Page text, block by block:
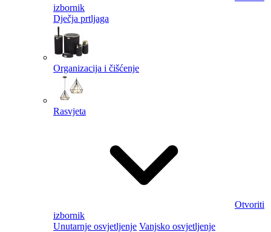
izbornik
Dječja prtljaga
Organizacija i čišćenje
Rasvjeta
Otvoriti
izbornik
Unutarnje osvjetljenje Vanjsko osvjetljenje